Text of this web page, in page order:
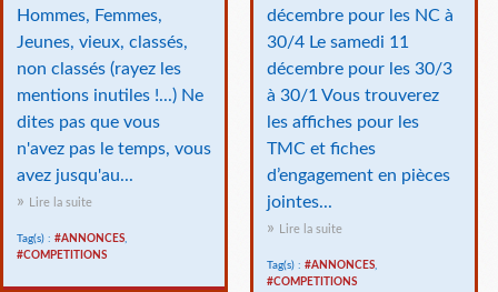
Hommes, Femmes,
Jeunes, vieux, classés,
non classés (rayez les
mentions inutiles !...) Ne
dites pas que vous
n'avez pas le temps, vous
avez jusqu'au...
Lire la suite
Tag(s) : #ANNONCES,
#COMPETITIONS
décembre pour les NC à
30/4 Le samedi 11
décembre pour les 30/3
à 30/1 Vous trouverez
les affiches pour les
TMC et fiches
d’engagement en pièces
jointes...
Lire la suite
Tag(s) : #ANNONCES,
#COMPETITIONS